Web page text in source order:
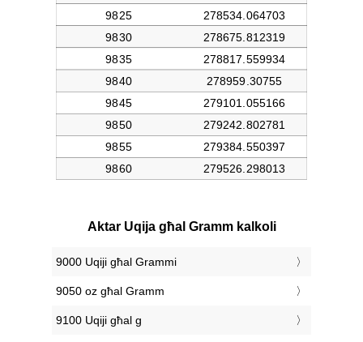
Aktar Uqija għal Gramm kalkoli
9000 Uqiji għal Grammi
9050 oz għal Gramm
9100 Uqiji għal g